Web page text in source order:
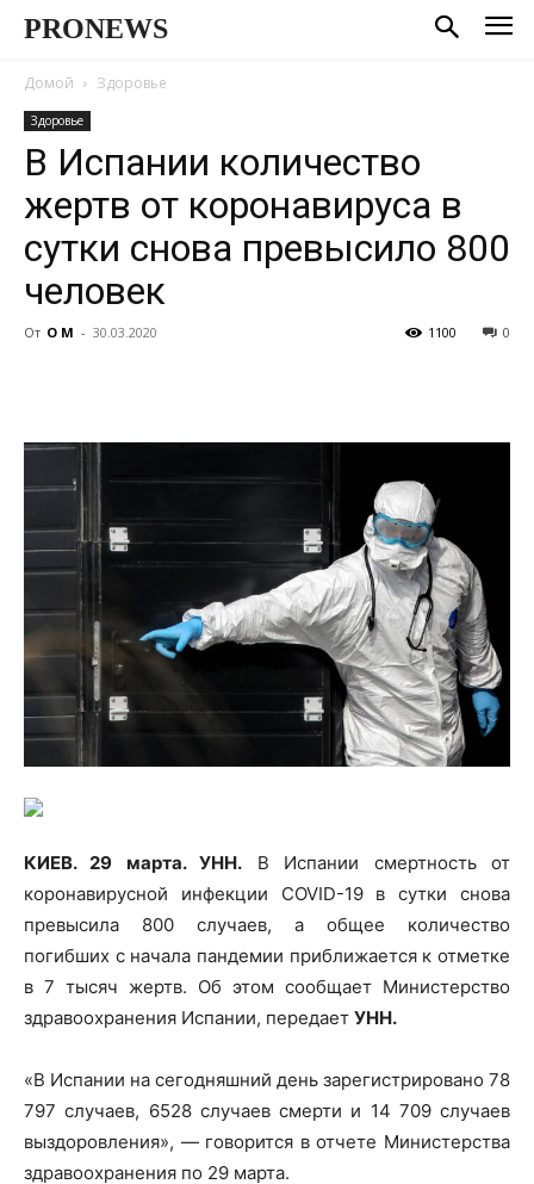
PRONEWS
Домой Здоровье
Здоровье
В Испании количество
жертв от коронавируса в
сутки снова превысило 800
человек
От О М - 30.03.2020 0
1100
КИЕВ. 29 марта. УНН. В Испании смертность от
коронавирусной инфекции COVID-19 в сутки снова
превысила 800 случаев, а общее количество
погибших с начала пандемии приближается к отметке
в 7 тысяч жертв. Об этом сообщает Министерство
здравоохранения Испании, передает УНН.
«В Испании на сегодняшний день зарегистрировано 78
797 случаев, 6528 случаев смерти и 14 709 случаев
выздоровления», — говорится в отчете Министерства
здравоохранения по 29 марта.